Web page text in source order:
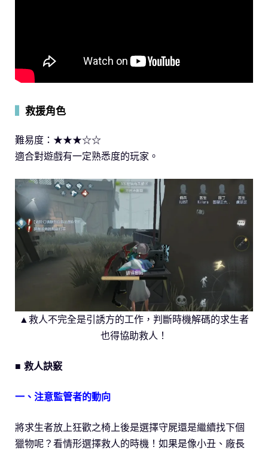
救援角色
難易度：★★★☆☆
適合對遊戲有一定熟悉度的玩家。
▲救人不完全是引誘方的工作，判斷時機解碼的求生者
也得協助救人！
■ 救人訣竅
一、注意監管者的動向
將求生者放上狂歡之椅上後是選擇守屍還是繼續找下個
獵物呢？看情形選擇救人的時機！如果是像小丑、廠長